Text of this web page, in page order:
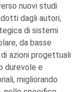
nuovi studi
dagli autori,
di sistemi
da basse
azioni progettuali
durevole e
migliorando